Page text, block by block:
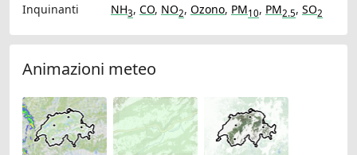
Inquinanti
NH3, CO, NO2, Ozono, PM10, PM2.5, SO2
Animazioni meteo